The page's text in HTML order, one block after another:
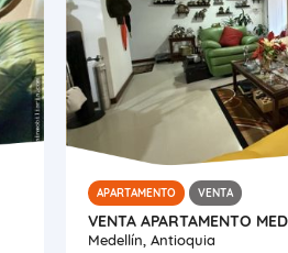
APARTAMENTO VENTA
Medellín, Antioquia